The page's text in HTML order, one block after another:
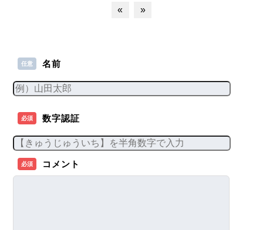
« »
任意 名前
必須 数字認証
必須 コメント